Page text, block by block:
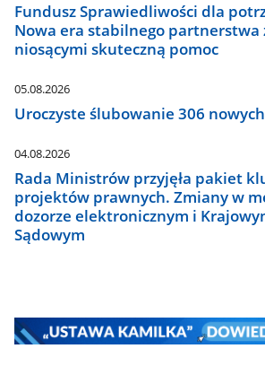
Fundusz Sprawiedliwości dla
Nowa era stabilnego partnerstwa
niosącymi skuteczną pomoc
05.08.2026
Uroczyste ślubowanie 306
04.08.2026
Rada Ministrów przyjęła pakiet
projektów prawnych. Zmiany w
dozorze elektronicznym i
Sądowym